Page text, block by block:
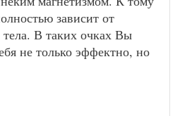
зависит от
В таких очках Вы
не только эффектно, но